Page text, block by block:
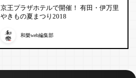
京王プラザホテルで開催！ 有田・伊万里
やきもの夏まつり2018
和樂web編集部